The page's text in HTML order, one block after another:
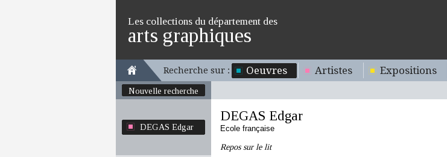
Les collections du département des
arts graphiques
Recherche sur : Oeuvres Artistes Expositions
Nouvelle recherche
DEGAS Edgar
DEGAS Edgar
Ecole française
Repos sur le lit